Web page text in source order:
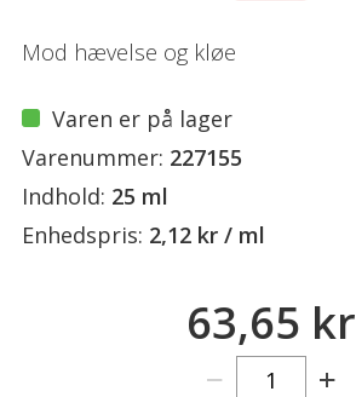
Mod hævelse og kløe
Varen er på lager
Varenummer: 227155
Indhold: 25 ml
Enhedspris: 2,12 kr / ml
63,65 kr